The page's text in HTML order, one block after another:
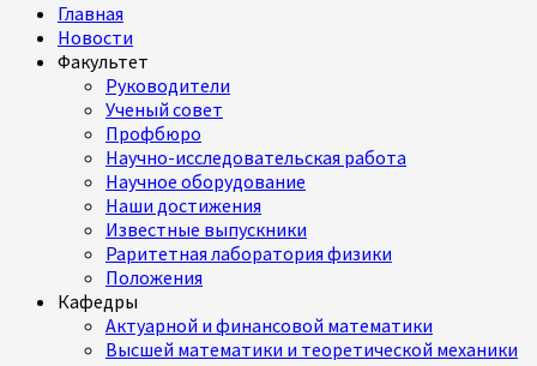
Главная
Новости
Факультет
Руководители
Ученый совет
Профбюро
Научно-исследовательская работа
Научное оборудование
Наши достижения
Известные выпускники
Раритетная лаборатория физики
Положения
Кафедры
Актуарной и финансовой математики
Высшей математики и теоретической механики